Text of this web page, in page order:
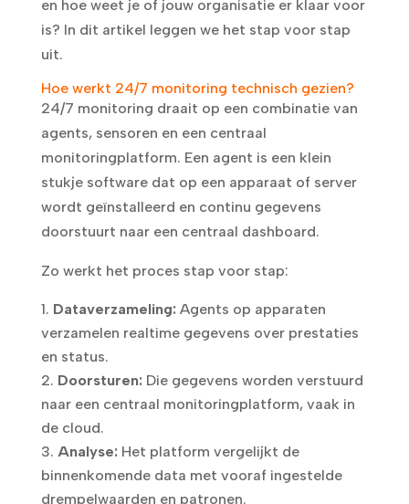
en hoe weet je of jouw organisatie er klaar voor
is? In dit artikel leggen we het stap voor stap
uit.
Hoe werkt 24/7 monitoring technisch gezien?
24/7 monitoring draait op een combinatie van
agents, sensoren en een centraal
monitoringplatform. Een agent is een klein
stukje software dat op een apparaat of server
wordt geïnstalleerd en continu gegevens
doorstuurt naar een centraal dashboard.
Zo werkt het proces stap voor stap:
Dataverzameling: Agents op apparaten
verzamelen realtime gegevens over prestaties
en status.
Doorsturen: Die gegevens worden verstuurd
naar een centraal monitoringplatform, vaak in
de cloud.
Analyse: Het platform vergelijkt de
binnenkomende data met vooraf ingestelde
drempelwaarden en patronen.